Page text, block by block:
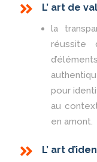
 L’ art de
la
réussite
pour
au
en amont.
 L’ art